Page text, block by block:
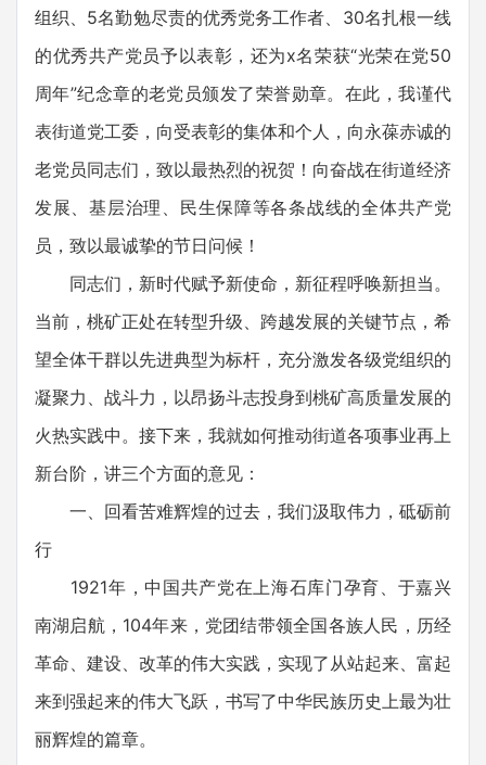
组织、5名勤勉尽责的优秀党务工作者、30名扎根一线
的优秀共产党员予以表彰，还为x名荣获“光荣在党50
周年”纪念章的老党员颁发了荣誉勋章。在此，我谨代
表街道党工委，向受表彰的集体和个人，向永葆赤诚的
老党员同志们，致以最热烈的祝贺！向奋战在街道经济
发展、基层治理、民生保障等各条战线的全体共产党
员，致以最诚挚的节日问候！​
同志们，新时代赋予新使命，新征程呼唤新担当。
当前，桃矿正处在转型升级、跨越发展的关键节点，希
望全体干群以先进典型为标杆，充分激发各级党组织的
凝聚力、战斗力，以昂扬斗志投身到桃矿高质量发展的
火热实践中。接下来，我就如何推动街道各项事业再上
新台阶，讲三个方面的意见：
一、回看苦难辉煌的过去，我们汲取伟力，砥砺前
行
1921年，中国共产党在上海石库门孕育、于嘉兴
南湖启航，104年来，党团结带领全国各族人民，历经
革命、建设、改革的伟大实践，实现了从站起来、富起
来到强起来的伟大飞跃，书写了中华民族历史上最为壮
丽辉煌的篇章。